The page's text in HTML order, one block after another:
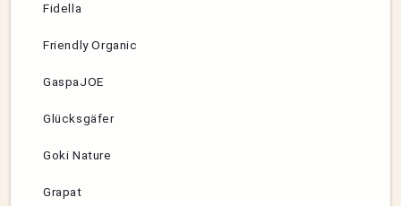
Fidella
Friendly Organic
GaspaJOE
Glücksgäfer
Goki Nature
Grapat